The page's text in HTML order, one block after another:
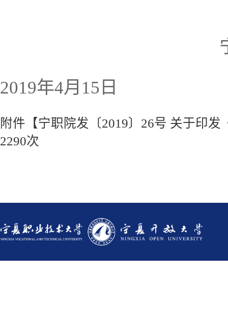
2019年4月 15 日
附件【宁职院发〔2019〕26号 关于印
2290次